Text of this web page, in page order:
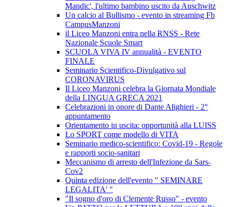
Mandic', l'ultimo bambino uscito da Auschwitz
Un calcio al Bullismo - evento in streaming Fb
CampusManzoni
il Liceo Manzoni entra nella RNSS - Rete
Nazionale Scuole Smart
SCUOLA VIVA IV annualità - EVENTO
FINALE
Seminario Scientifico-Divulgativo sul
CORONAVIRUS
Il Liceo Manzoni celebra la Giornata Mondiale
della LINGUA GRECA 2021
Celebrazioni in onore di Dante Alighieri - 2°
appuntamento
Orientamento in uscita: opportunità alla LUISS
Lo SPORT come modello di VITA
Seminario medico-scientifico: Covid-19 - Regole
e rapporti socio-sanitari
Meccanismo di arresto dell'Infezione da Sars-
Cov2
Quinta edizione dell'evento " SEMINARE
LEGALITA' "
"Il sogno d'oro di Clemente Russo" - evento